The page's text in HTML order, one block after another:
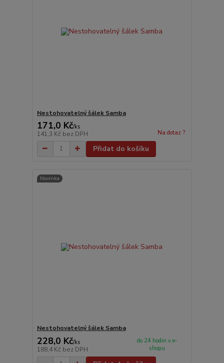
Nestohovatelný šálek Samba
171,0 Kč/ks
141,3 Kč bez DPH Na dotaz ?
Přidat do košíku
Novinka
Nestohovatelný šálek Samba
228,0 Kč/ks
188,4 Kč bez DPH
do 24 hodin v e-
shopu